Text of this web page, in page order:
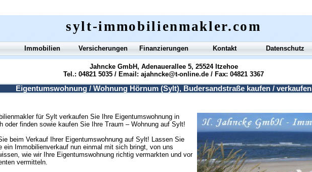
Eigentumswohnung / Wohnung Hörnum (Sylt), Budersandstraße kaufen / verkaufen
Jahncke GmbH, Adenauerallee 5, 25524 Itzehoe
Tel.: 04821 5035 / Email: ajahncke@t-online.de / Fax: 04821 3367
sylt-immobilienmakler.com
für Sylt verkaufen Sie Ihre Eigentumswohnung in
oder finden sowie kaufen Sie Ihre Traum – Wohnung auf Sylt!
beim Verkauf Ihrer Eigentumswohnung auf Sylt! Lassen Sie
ein Immobilienverkauf nun einmal mit sich bringt, von uns
wie wir Ihre Eigentumswohnung richtig vermarkten und vor
vermitteln.
Immobilien Versicherungen Finanzierungen Kontakt Datenschutz